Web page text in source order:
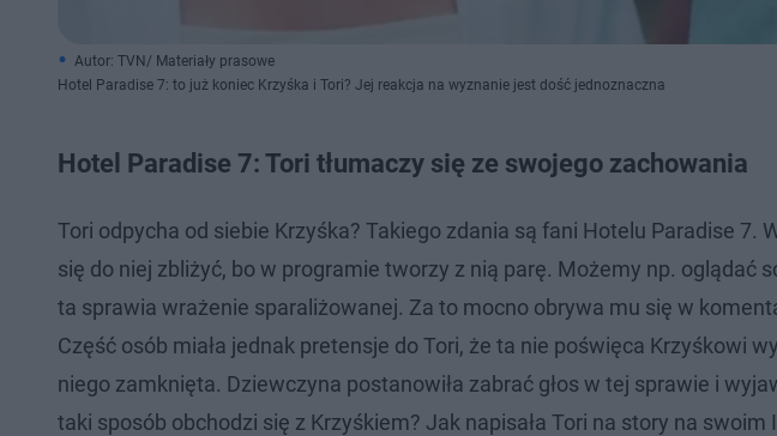
Autor: TVN/ Materiały prasowe
Hotel Paradise 7: to już koniec Krzyśka i Tori? Jej reakcja na wyznanie jest dość jednoznaczna
Hotel Paradise 7: Tori tłumaczy się ze swojego zachowania
Tori odpycha od siebie Krzyśka? Takiego zdania są fani Hotelu Paradise 7.
się do niej zbliżyć, bo w programie tworzy z nią parę. Możemy np. oglądać
ta sprawia wrażenie sparaliżowanej. Za to mocno obrywa mu się w
Część osób miała jednak pretensje do Tori, że ta nie poświęca Krzyśkowi
niego zamknięta. Dziewczyna postanowiła zabrać głos w tej sprawie i
taki sposób obchodzi się z Krzyśkiem? Jak napisała Tori na story na